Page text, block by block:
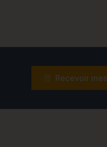
Recevoir